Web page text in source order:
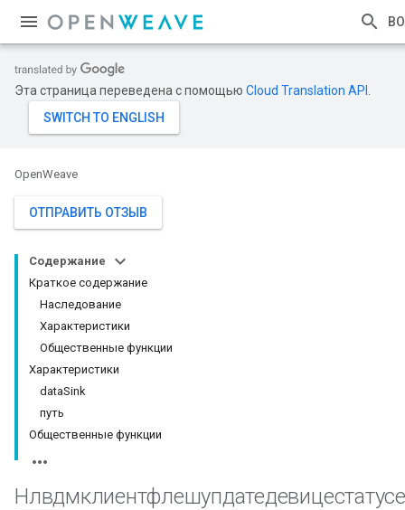
Эта страница переведена с помощью Cloud Translation API
OpenWeave
ОТПРАВИТЬ ОТЗЫВ
Содержание
Краткое содержание
Наследование
Характеристики
Общественные функции
Характеристики
dataSink
путь
Общественные функции